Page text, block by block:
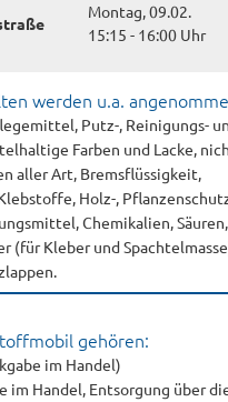
Montag, 09.02.
15:15 - 16:00 Uhr
werden u.a.
Putz-, Reinigungs-
Farben und Lacke,
aller Art, Bremsflüssigkeit,
Holz-,
Chemikalien,
(für Kleber und
gehören:
im Handel)
im Handel, Entsorgung über